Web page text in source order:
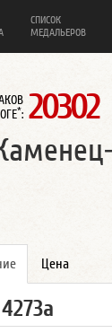
СПИСОК
МЕДАЛЬЕРОВ
*: 20302
Цена